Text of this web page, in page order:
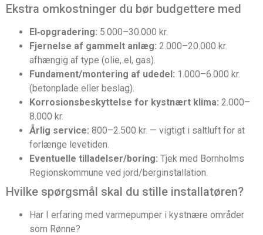
Ekstra omkostninger du bør budgettere med
El‑opgradering: 5.000–30.000 kr.
Fjernelse af gammelt anlæg: 2.000–20.000 kr.
afhængig af type (olie, el, gas).
Fundament/montering af udedel: 1.000–6.000 kr.
(betonplade eller beslag).
Korrosionsbeskyttelse for kystnært klima: 2.000–
8.000 kr.
Årlig service: 800–2.500 kr. — vigtigt i saltluft for at
forlænge levetiden.
Eventuelle tilladelser/boring: Tjek med Bornholms
Regionskommune ved jord/berginstallation.
Hvilke spørgsmål skal du stille installatøren?
Har I erfaring med varmepumper i kystnære områder
som Rønne?